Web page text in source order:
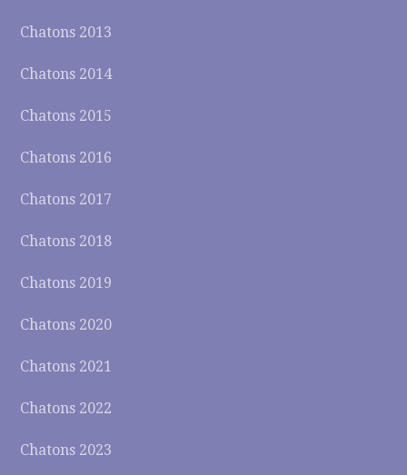
Chatons 2013
Chatons 2014
Chatons 2015
Chatons 2016
Chatons 2017
Chatons 2018
Chatons 2019
Chatons 2020
Chatons 2021
Chatons 2022
Chatons 2023